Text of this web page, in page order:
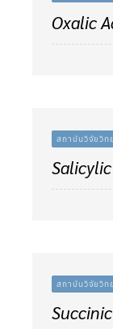
Oxalic
สถาบันวิจัยวิท
สถาบันวิจัยวิท